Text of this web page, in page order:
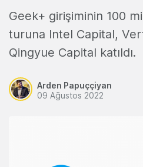
Geek+ girişiminin 100
turuna Intel Capital,
Qingyue Capital katıldı.
Arden Papuççiyan
09 Ağustos 2022